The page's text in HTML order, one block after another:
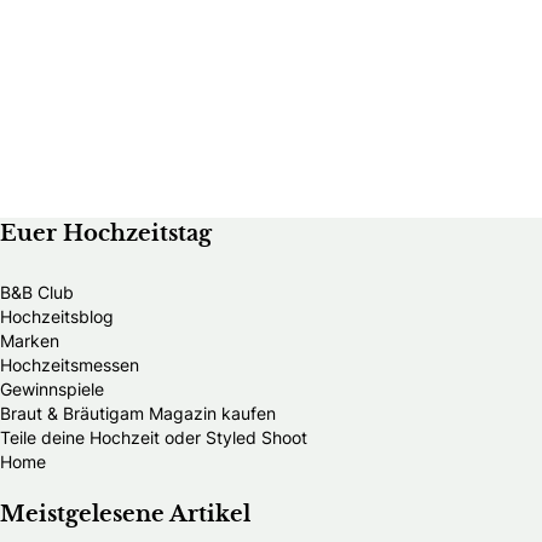
Euer Hochzeitstag
B&B Club
Hochzeitsblog
Marken
Hochzeitsmessen
Gewinnspiele
Braut & Bräutigam Magazin kaufen
Teile deine Hochzeit oder Styled Shoot
Home
Meistgelesene Artikel